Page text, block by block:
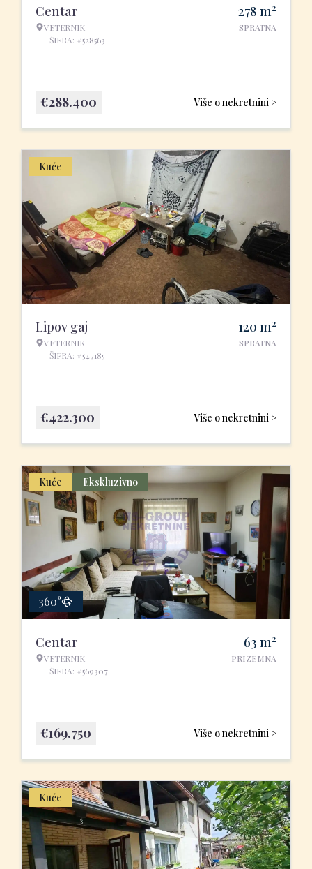
Centar
VETERNIK
ŠIFRA: #528563
278 m2
SPRATNA
Više o nekretnini >
€288.400
Kuće
Lipov gaj
VETERNIK
ŠIFRA: #547185
120 m2
SPRATNA
Više o nekretnini >
€422.300
Kuće Ekskluzivno
360°
Centar
VETERNIK
ŠIFRA: #569307
63 m2
PRIZEMNA
Više o nekretnini >
€169.750
Kuće